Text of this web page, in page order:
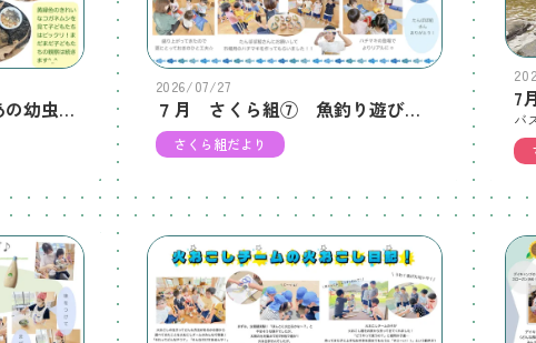
7月 ちゅうりっぷ組⑥ あの幼虫は「コガネムシ」やった！
2026/07/27
７月 さくら組⑦ 魚釣り遊び、無限大☆楽しいね！
さくら組だより